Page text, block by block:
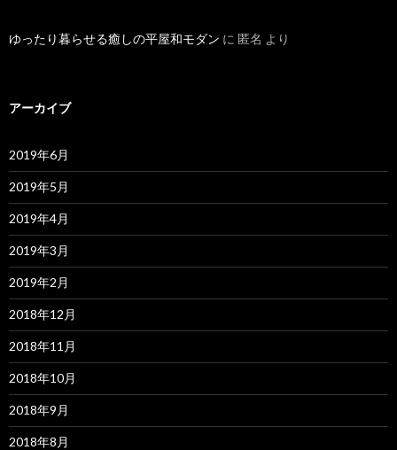
ゆったり暮らせる癒しの平屋和モダン に 匿名 より
アーカイブ
2019年6月
2019年5月
2019年4月
2019年3月
2019年2月
2018年12月
2018年11月
2018年10月
2018年9月
2018年8月